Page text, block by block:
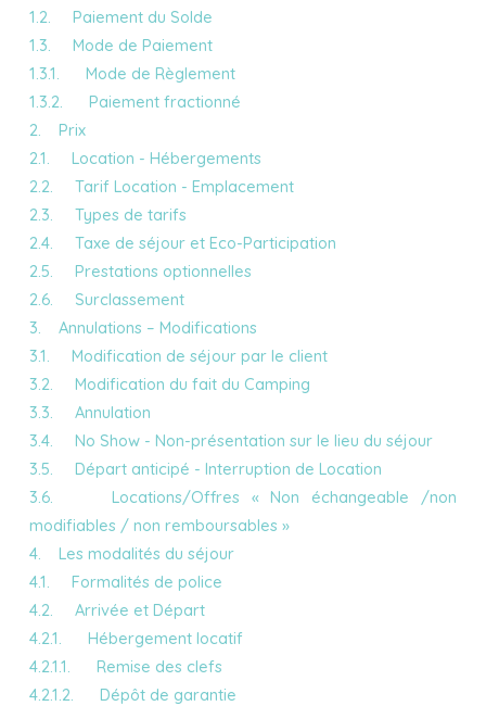
1.2. Paiement du Solde
1.3. Mode de Paiement
1.3.1. Mode de Règlement
1.3.2. Paiement fractionné
2. Prix
2.1. Location - Hébergements
2.2. Tarif Location - Emplacement
2.3. Types de tarifs
2.4. Taxe de séjour et Eco-Participation
2.5. Prestations optionnelles
2.6. Surclassement
3. Annulations – Modifications
3.1. Modification de séjour par le client
3.2. Modification du fait du Camping
3.3. Annulation
3.4. No Show - Non-présentation sur le lieu du séjour
3.5. Départ anticipé - Interruption de Location
3.6. Locations/Offres « Non échangeable /non
modifiables / non remboursables »
4. Les modalités du séjour
4.1. Formalités de police
4.2. Arrivée et Départ
4.2.1. Hébergement locatif
4.2.1.1. Remise des clefs
4.2.1.2. Dépôt de garantie